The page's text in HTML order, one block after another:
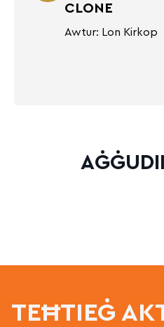
CLONE
Awtur: Lon Kirkop
TEĦTIEĠ